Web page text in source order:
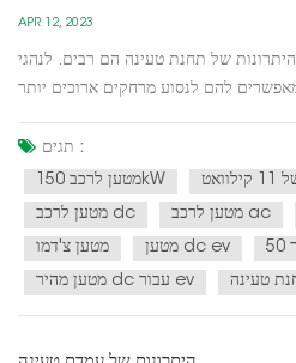
APR 12, 2023
היתרונות של תחנת טעינה הם רבים. לנהגי EV, הם מספקים דרך נוחה ואמינה
להם לנסוע מרחקים ארוכים יותר
לעזור לקדם קיימות ולהפחית את
פליטת הפחמן.בנוסף ליתרונות המיידיים,...
תגים :
מטען לרכב 150kW
מטען לרכב dc
מטען לרכב ac
מטען צ'דמו
מטען dc ev
מטען מהיר dc עבור ev
טעינה